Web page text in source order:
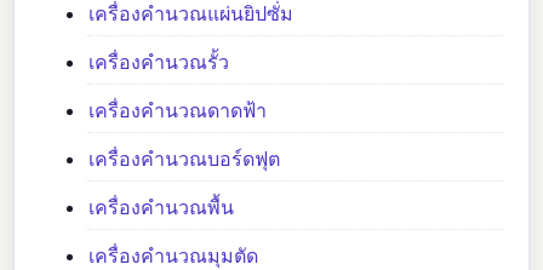
เครื่องคำนวณแผ่นยิปซั่ม
เครื่องคำนวณรั้ว
เครื่องคำนวณดาดฟ้า
เครื่องคำนวณบอร์ดฟุต
เครื่องคำนวณพื้น
เครื่องคำนวณมุมตัด